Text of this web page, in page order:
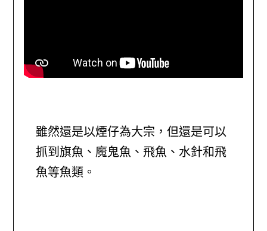
雖然還是以煙仔為大宗，但還是可以
抓到旗魚、魔鬼魚、飛魚、水針和飛
魚等魚類。